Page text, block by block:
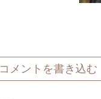
コメントを書き込む